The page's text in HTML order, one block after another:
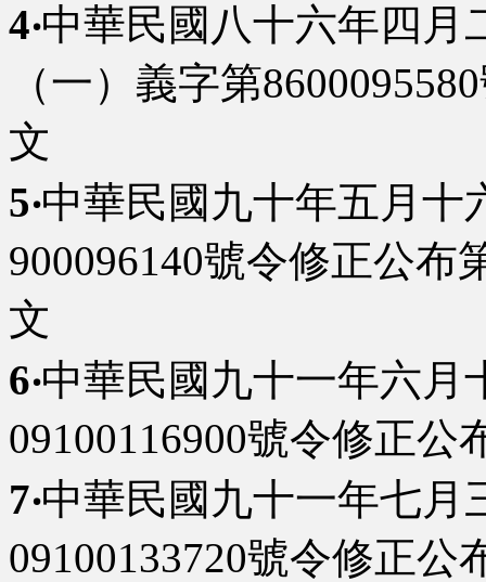
4‧中華民國八十六年四月
（一）義字第
文
5‧中華民國九十年五月十
900096140號令修正公布
文
6‧中華民國九十一年六月
09100116900號令修正公
7‧中華民國九十一年七月
09100133720號令修正公